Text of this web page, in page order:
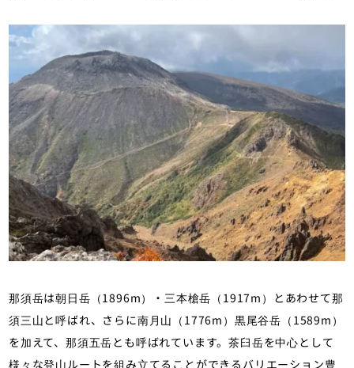
那須岳は朝日岳（1896m）・三本槍岳（1917m）とあわせて那
須三山と呼ばれ、さらに南月山（1776m）黒尾谷岳（1589m）
を加えて、那須五岳とも呼ばれています。茶臼岳を中心として
様々な登山ルートを組み立てることができるバリエーション豊